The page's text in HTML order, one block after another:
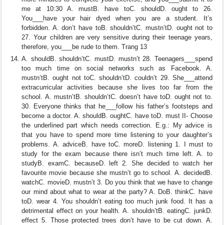
me at 10:30 A. mustB. have toC. shouldD. ought to 26.
You___have your hair dyed when you are a student. It’s
forbidden. A. don’t have toB. shouldn’tC. mustn’tD. ought not to
27. Your children are very sensitive during their teenage years,
therefore, you___be rude to them. Trang 13
A. shouldB. shouldn’tC. mustD. mustn’t 28. Teenagers___spend
too much time on social networks such as Facebook. A.
mustn’tB. ought not toC. shouldn’tD. couldn’t 29. She___attend
extracurricular activities because she lives too far from the
school. A. mustn’tB. shouldn’tC. doesn’t have toD. ought not to.
30. Everyone thinks that he___follow his father’s footsteps and
become a doctor. A. shouldB. oughtC. have toD. must II- Choose
the underlined part which needs correction. E.g.: My advice is
that you have to spend more time listening to your daughter’s
problems. A. adviceB. have toC. moreD. listening 1. I must to
study for the exam because there isn’t much time left. A. to
studyB. examC. becauseD. left 2. She decided to watch her
favourite movie because she mustn’t go to school. A. decidedB.
watchC. movieD. mustn’t 3. Do you think that we have to change
our mind about what to wear at the party? A. DoB. thinkC. have
toD. wear 4. You shouldn’t eating too much junk food. It has a
detrimental effect on your health. A. shouldn’tB. eatingC. junkD.
effect 5. Those protected trees don’t have to be cut down. A.